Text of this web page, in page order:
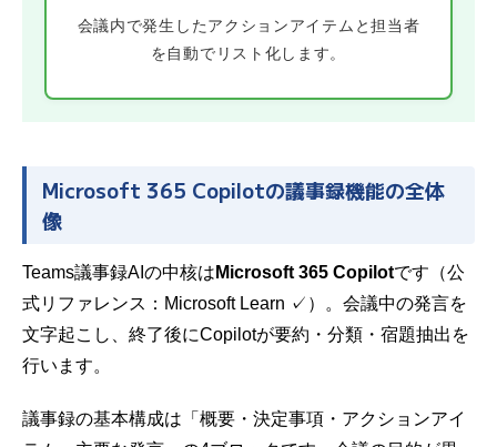
会議内で発生したアクションアイテムと担当者
を自動でリスト化します。
Microsoft 365 Copilotの議事録機能の全体
像
Teams議事録AIの中核は Microsoft 365 Copilotです（公
式リファレンス： Microsoft Learn ✓）。会議中の発言を
文字起こし、終了後にCopilotが要約・分類・宿題抽出を
行います。
議事録の基本構成は「概要・決定事項・アクションアイ